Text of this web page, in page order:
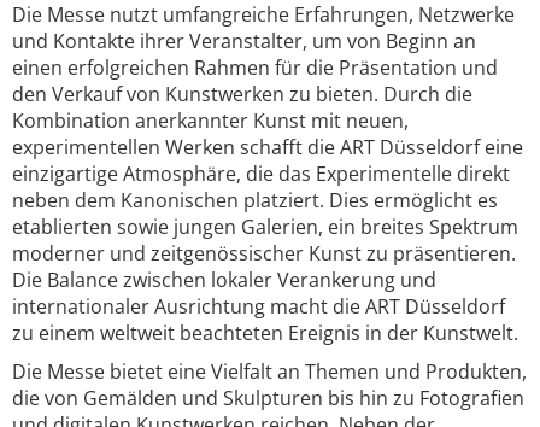
Die Messe nutzt umfangreiche Erfahrungen, Netzwerke
und Kontakte ihrer Veranstalter, um von Beginn an
einen erfolgreichen Rahmen für die Präsentation und
den Verkauf von Kunstwerken zu bieten. Durch die
Kombination anerkannter Kunst mit neuen,
experimentellen Werken schafft die ART Düsseldorf eine
einzigartige Atmosphäre, die das Experimentelle direkt
neben dem Kanonischen platziert. Dies ermöglicht es
etablierten sowie jungen Galerien, ein breites Spektrum
moderner und zeitgenössischer Kunst zu präsentieren.
Die Balance zwischen lokaler Verankerung und
internationaler Ausrichtung macht die ART Düsseldorf
zu einem weltweit beachteten Ereignis in der Kunstwelt.
Die Messe bietet eine Vielfalt an Themen und Produkten,
die von Gemälden und Skulpturen bis hin zu Fotografien